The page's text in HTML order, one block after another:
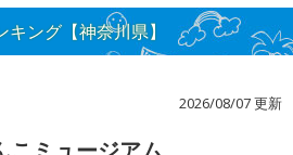
ング【神奈川県】
2026/08/07 更新